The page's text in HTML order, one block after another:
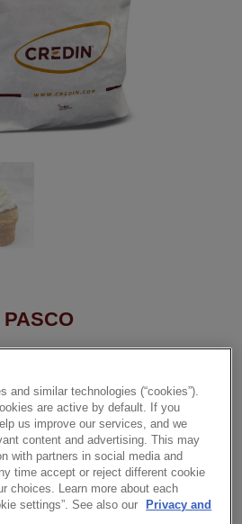
jakości surowców, zapewniająca
and similar technologies (“cookies”).
are active by default. If you
us improve our services, and we
content and advertising. This may
with partners in social media and
time accept or reject different cookie
choices. Learn more about each
settings”. See also our
Privacy and